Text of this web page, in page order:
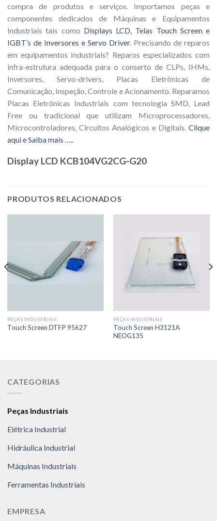
compra de produtos e serviços. Importamos peças e
componentes dedicados de Máquinas e Equipamentos
Industriais tais como Displays LCD, Telas Touch Screen e
IGBT’s de Inversores e Servo Driver. Precisando de reparos
em equipamentos Industriais? Reparos especializados com
infra-estrutura adequada para o conserto de CLPs, IHMs,
Inversores, Servo-drivers, Placas Eletrônicas de
Comunicação, Inspeção, Controle e Acionamento. Reparamos
Placas Eletrônicas Industriais com tecnologia SMD, Lead
Free ou tradicional que utilizam Microprocessadores,
Microcontroladores, Circuitos Analógicos e Digitais. Clique
aqui e Saiba mais …..
Display LCD KCB104VG2CG-G20
PRODUTOS RELACIONADOS
PEÇAS INDUSTRIAIS
Touch Screen DTFP 95627
PEÇAS INDUSTRIAIS
Touch Screen H3121A
NEOG135
CATEGORIAS
Peças Industriais
Elétrica Industrial
Hidráulica Industrial
Máquinas Industriais
Ferramentas Industriais
EMPRESA